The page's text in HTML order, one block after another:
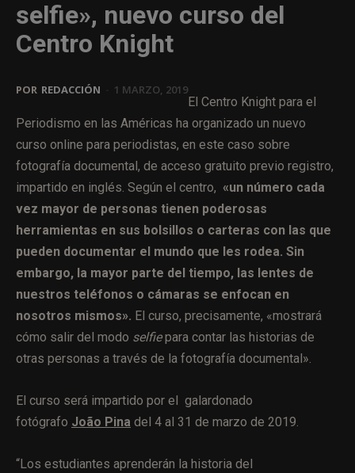
selfie», nuevo curso del
Centro Knight
POR REDACCIÓN 1 MARZO, 2019
El Centro Knight para el
Periodismo en las Américas ha organizado un nuevo
curso online para periodistas, en este caso sobre
fotografía documental, de acceso gratuito previo registro,
impartido en inglés. Según el centro, «un número cada
vez mayor de personas tienen poderosas
herramientas en sus bolsillos o carteras con las que
pueden documentar el mundo que les rodea. Sin
embargo, la mayor parte del tiempo, las lentes de
nuestros teléfonos o cámaras se enfocan en
nosotros mismos». El curso, precisamente, «mostrará
cómo salir del modo selfiepara contar las historias de
otras personas a través de la fotografía documental».
El curso será impartido por el galardonado
fotógrafo João Pina del 4 al 31 de marzo de 2019.
“Los estudiantes aprenderán la historia del